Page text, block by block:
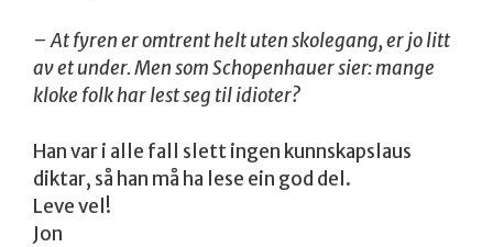
– At fyren er omtrent helt uten skolegang, er jo litt
av et under. Men som Schopenhauer sier: mange
kloke folk har lest seg til idioter?
Han var i alle fall slett ingen kunnskapslaus
diktar, så han må ha lese ein god del.
Leve vel!
Jon